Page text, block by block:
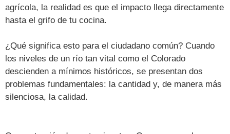
agrícola, la realidad es que el impacto llega directamente
hasta el grifo de tu cocina.
¿Qué significa esto para el ciudadano común? Cuando
los niveles de un río tan vital como el Colorado
descienden a mínimos históricos, se presentan dos
problemas fundamentales: la cantidad y, de manera más
silenciosa, la calidad.